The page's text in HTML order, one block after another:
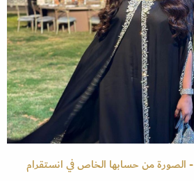
- الصورة من حسابها الخاص في انستقرام